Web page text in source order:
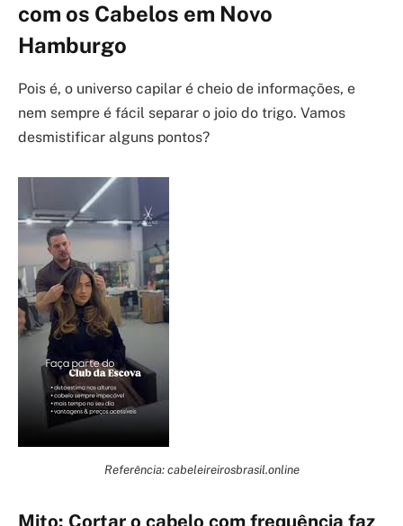
com os Cabelos em Novo
Hamburgo
Pois é, o universo capilar é cheio de informações, e
nem sempre é fácil separar o joio do trigo. Vamos
desmistificar alguns pontos?
Referência: cabeleireirosbrasil.online